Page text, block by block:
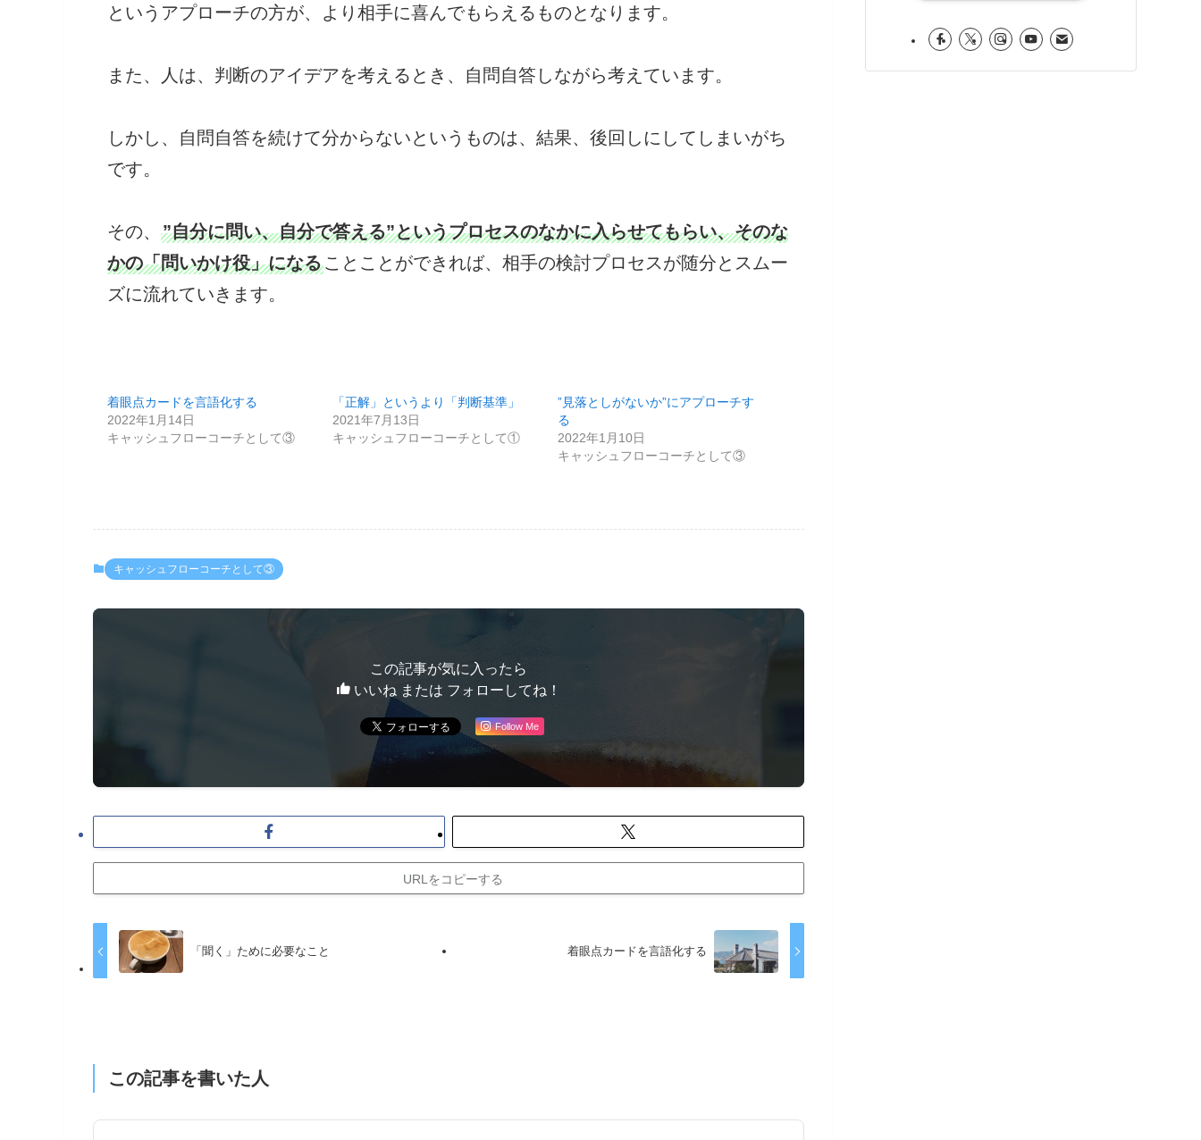
というアプローチの方が、より相手に喜んでもらえるものとなります。
また、人は、判断のアイデアを考えるとき、自問自答しながら考えています。
しかし、自問自答を続けて分からないというものは、結果、後回しにしてしまいがち
です。
その、 ”自分に問い、自分で答える”というプロセスのなかに入らせてもらい、そのな
かの「問いかけ役」になることことができれば、相手の検討プロセスが随分とスムー
ズに流れていきます。
着眼点カードを言語化する
2022年1月14日
キャッシュフローコーチとして③
「正解」というより「判断基準」
2021年7月13日
キャッシュフローコーチとして①
”見落としがないか”にアプローチす
る
2022年1月10日
キャッシュフローコーチとして③
キャッシュフローコーチとして③
この記事が気に入ったら
いいね または フォローしてね！
Follow Me
URLをコピーする
「聞く」ために必要なこと 着眼点カードを言語化する
この記事を書いた人